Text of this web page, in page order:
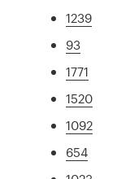
1239
93
1771
1520
1092
654